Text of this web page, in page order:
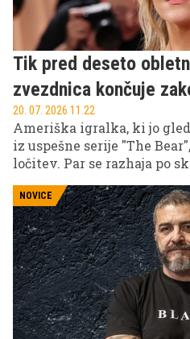
Tik pred deseto
zvezdnica končuje
20. 07. 2026 11.22
Ameriška igralka, ki jo
iz uspešne serije "The
ločitev. Par se razhaja po
NOVICE